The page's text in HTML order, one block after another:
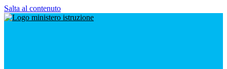
Salta al contenuto